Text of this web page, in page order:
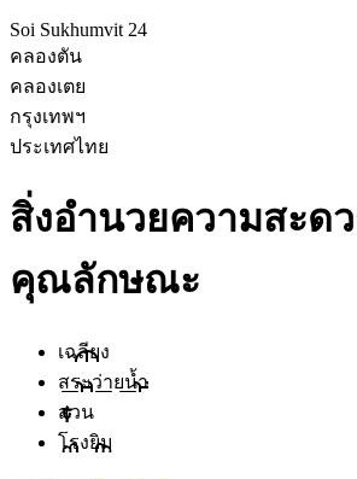
Soi Sukhumvit 24
คลองตัน
คลองเตย
กรุงเทพฯ
ประเทศไทย
สิ่งอำนวยความสะด
คุณลักษณะ
เฉลียง
สระว่ายน้ำ
สวน
โรงยิม